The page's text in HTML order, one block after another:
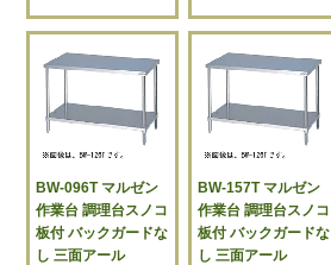
BW-096T マルゼン
作業台 調理台スノコ
板付 バックガードな
し 三面アール
BW-157T マルゼン
作業台 調理台スノコ
板付 バックガードな
し 三面アール